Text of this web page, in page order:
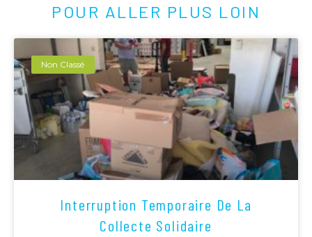
POUR ALLER PLUS LOIN
Non Classé
Interruption Temporaire De La
Collecte Solidaire